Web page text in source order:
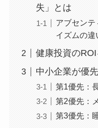
失」とは
アブセン
イズムの違
健康投資の
中小企業が優
第1優先：
第2優先：
第3優先：